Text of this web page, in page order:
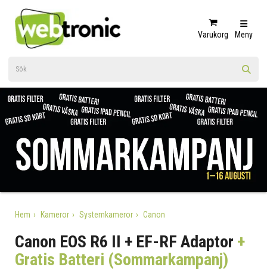
Varukorg Meny
Hem Kameror Systemkameror Canon
Canon EOS R6 II + EF-RF Adaptor +
Gratis Batteri (Sommarkampanj)